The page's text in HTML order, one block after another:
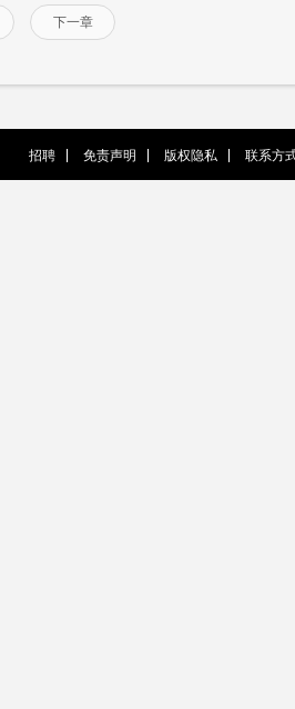
下一章
招聘 免责声明 版权隐私 联系方